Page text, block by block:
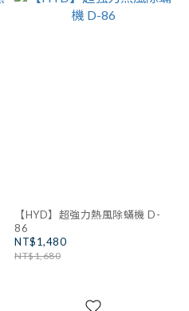
【HYD】超強力熱風除蟎機 D-
86
NT$1,480
NT$1,680